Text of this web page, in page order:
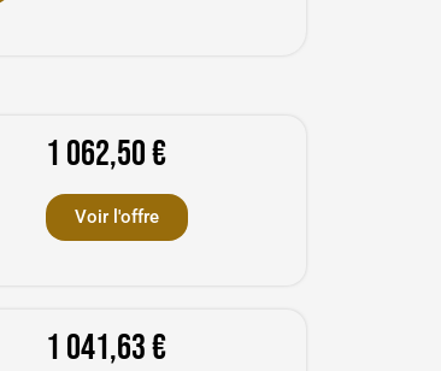
1 062,50 €
Voir l'offre
1 041,63 €